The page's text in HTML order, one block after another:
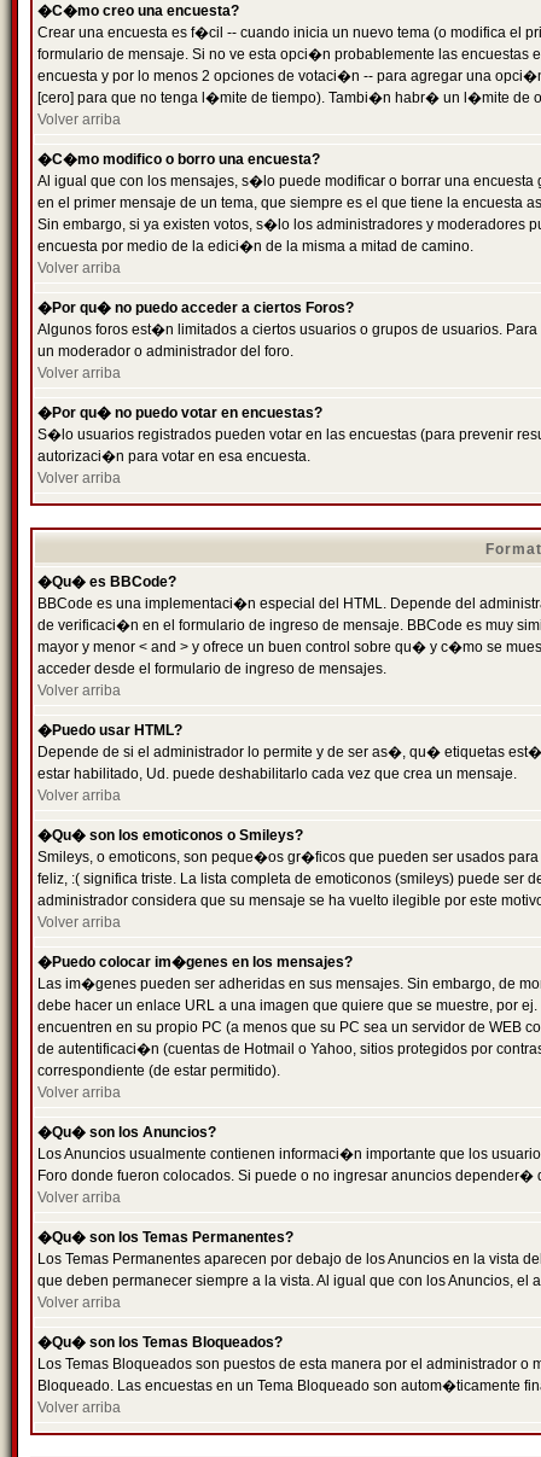
�C�mo creo una encuesta?
Crear una encuesta es f�cil -- cuando inicia un nuevo tema (o modifica el
formulario de mensaje. Si no ve esta opci�n probablemente las
encuesta y por lo menos 2 opciones de votaci�n -- para agregar una
[cero] para que no tenga l�mite de tiempo). Tambi�n habr� un l�mite de
Volver arriba
�C�mo modifico o borro una encuesta?
Al igual que con los mensajes, s�lo puede modificar o borrar una
en el primer mensaje de un tema, que siempre es el que tiene la encuesta
Sin embargo, si ya existen votos, s�lo los administradores y moderadores
encuesta por medio de la edici�n de la misma a mitad de camino.
Volver arriba
�Por qu� no puedo acceder a ciertos Foros?
Algunos foros est�n limitados a ciertos usuarios o grupos de usuarios.
un moderador o administrador del foro.
Volver arriba
�Por qu� no puedo votar en encuestas?
S�lo usuarios registrados pueden votar en las encuestas (para prevenir
autorizaci�n para votar en esa encuesta.
Volver arriba
�Qu� es BBCode?
BBCode es una implementaci�n especial del HTML. Depende del
de verificaci�n en el formulario de ingreso de mensaje. BBCode es muy
mayor y menor < and > y ofrece un buen control sobre qu� y c�mo se
acceder desde el formulario de ingreso de mensajes.
Volver arriba
�Puedo usar HTML?
Depende de si el administrador lo permite y de ser as�, qu� etiquetas
estar habilitado, Ud. puede deshabilitarlo cada vez que crea un mensaje.
Volver arriba
�Qu� son los emoticonos o Smileys?
Smileys, o emoticons, son peque�os gr�ficos que pueden ser usados
feliz, :( significa triste. La lista completa de emoticonos (smileys) puede
administrador considera que su mensaje se ha vuelto ilegible por este
Volver arriba
�Puedo colocar im�genes en los mensajes?
Las im�genes pueden ser adheridas en sus mensajes. Sin embargo, de
debe hacer un enlace URL a una imagen que quiere que se muestre, por
encuentren en su propio PC (a menos que su PC sea un servidor de
de autentificaci�n (cuentas de Hotmail o Yahoo, sitios protegidos por
correspondiente (de estar permitido).
Volver arriba
�Qu� son los Anuncios?
Los Anuncios usualmente contienen informaci�n importante que los
Foro donde fueron colocados. Si puede o no ingresar anuncios
Volver arriba
�Qu� son los Temas Permanentes?
Los Temas Permanentes aparecen por debajo de los Anuncios en la
que deben permanecer siempre a la vista. Al igual que con los Anuncios,
Volver arriba
�Qu� son los Temas Bloqueados?
Los Temas Bloqueados son puestos de esta manera por el administrador
Bloqueado. Las encuestas en un Tema Bloqueado son autom�ticamente
Volver arriba